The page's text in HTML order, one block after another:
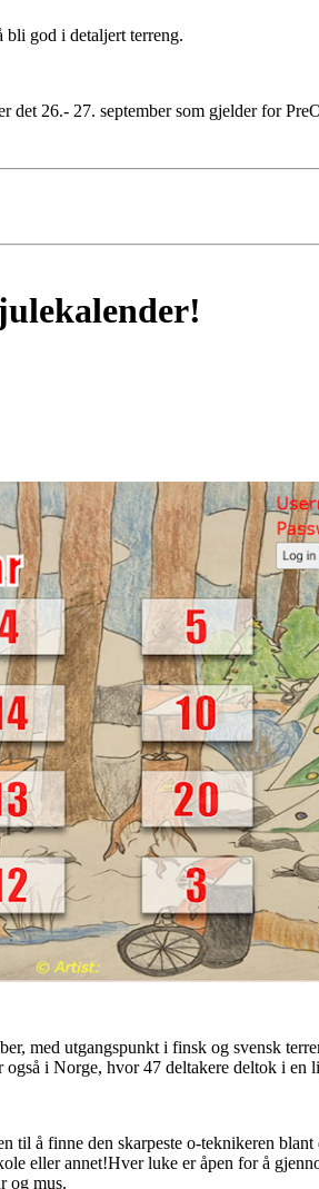
god i detaljert terreng.
det 26.- 27. september som gjelder for
med utgangspunkt i finsk og svensk
i Norge, hvor 47 deltakere deltok i en
å finne den skarpeste o-teknikeren
eller annet!Hver luke er åpen for å
og mus.